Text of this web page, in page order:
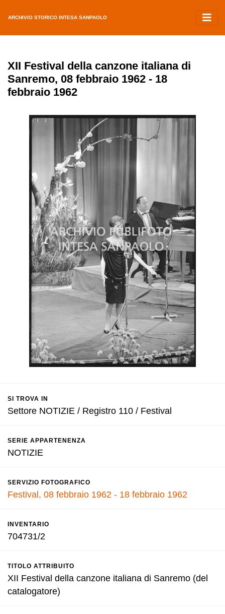
ARCHIVIO STORICO INTESA SANPAOLO
XII Festival della canzone italiana di
Sanremo, 08 febbraio 1962 - 18
febbraio 1962
SI TROVA IN
Settore NOTIZIE / Registro 110 / Festival
SERIE APPARTENENZA
NOTIZIE
SERVIZIO FOTOGRAFICO
Festival, 08 febbraio 1962 - 18 febbraio 1962
INVENTARIO
704731/2
TITOLO ATTRIBUITO
XII Festival della canzone italiana di Sanremo (del
catalogatore)